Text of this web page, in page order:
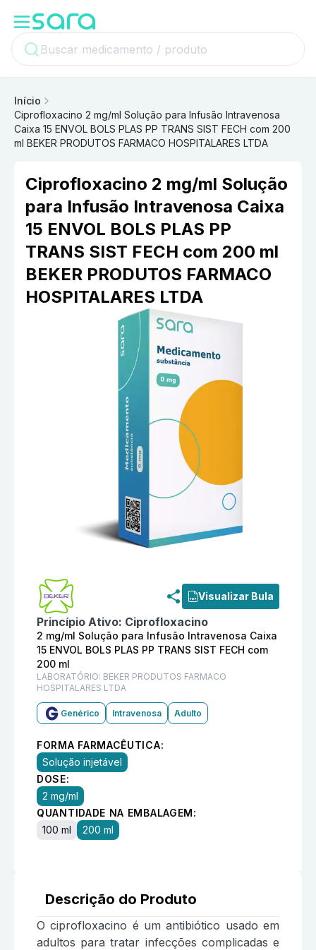
Início
Ciprofloxacino 2 mg/ml Solução para Infusão Intravenosa
Caixa 15 ENVOL BOLS PLAS PP TRANS SIST FECH com 200
ml BEKER PRODUTOS FARMACO HOSPITALARES LTDA
Ciprofloxacino 2 mg/ml Solução
para Infusão Intravenosa Caixa
15 ENVOL BOLS PLAS PP
TRANS SIST FECH com 200 ml
BEKER PRODUTOS FARMACO
HOSPITALARES LTDA
Informações detalhadas do produto
Visualizar Bula
Princípio Ativo: Ciprofloxacino
2 mg/ml Solução para Infusão Intravenosa Caixa
15 ENVOL BOLS PLAS PP TRANS SIST FECH com
200 ml
LABORATÓRIO: BEKER PRODUTOS FARMACO
HOSPITALARES LTDA
Genérico Intravenosa Adulto
FORMA FARMACÊUTICA:
Solução injetável
DOSE:
2 mg/ml
QUANTIDADE NA EMBALAGEM:
100 ml
200 ml
Descrição do Produto
O ciprofloxacino é um antibiótico usado em
adultos para tratar infecções complicadas e